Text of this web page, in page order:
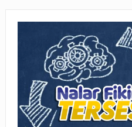
APA HUKUM MEMPERCEPAT
SEBELUM TIBA SAAT WAJIB?
HAKIKAT NIKMAT DI DUNIA!
BAGAIMANA CARA
UANG HARAM BISA MENJADI